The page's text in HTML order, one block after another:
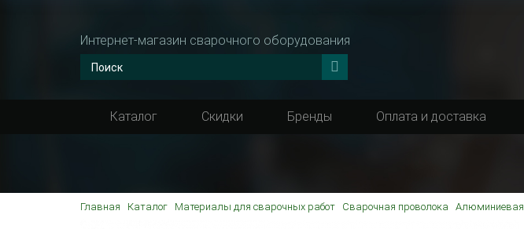
Интернет-магазин сварочного оборудования
Каталог Скидки Бренды Оплата и доставка
Главная Каталог Материалы для сварочных работ Cварочная проволока Алюминиевая